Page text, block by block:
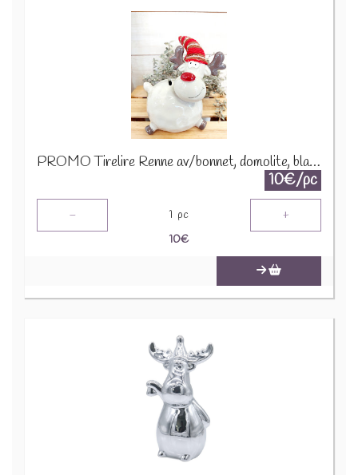
PROMO Tirelire Renne av/bonnet, domolite, blanc, 15x12x23cm A195313 1290
10€/pc
- 1 pc +
10€